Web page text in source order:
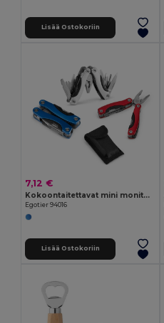
Lisää Ostokoriin
7,12 €
Kokoontaitettavat mini monitoimipihdit, jotka on valmistettu ruostumattomasta teräksestä ja alumiinista
Egotier 94016
Lisää Ostokoriin